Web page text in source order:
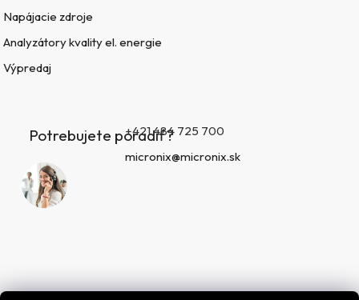
Napájacie zdroje
Analyzátory kvality el. energie
Výpredaj
Potrebujete poradiť?+421 484 725 700
micronix@micronix.sk